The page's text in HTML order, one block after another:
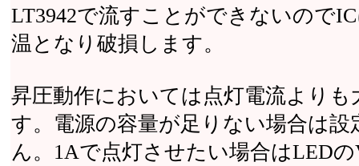
LT3942で流すことができないので
温となり破損します。
昇圧動作においては点灯電流より
す。電源の容量が足りない場合は
ん。1Aで点灯させたい場合はLED